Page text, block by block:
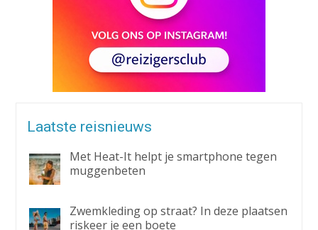
Laatste reisnieuws
Met Heat-It helpt je smartphone tegen
muggenbeten
Zwemkleding op straat? In deze plaatsen
riskeer je een boete